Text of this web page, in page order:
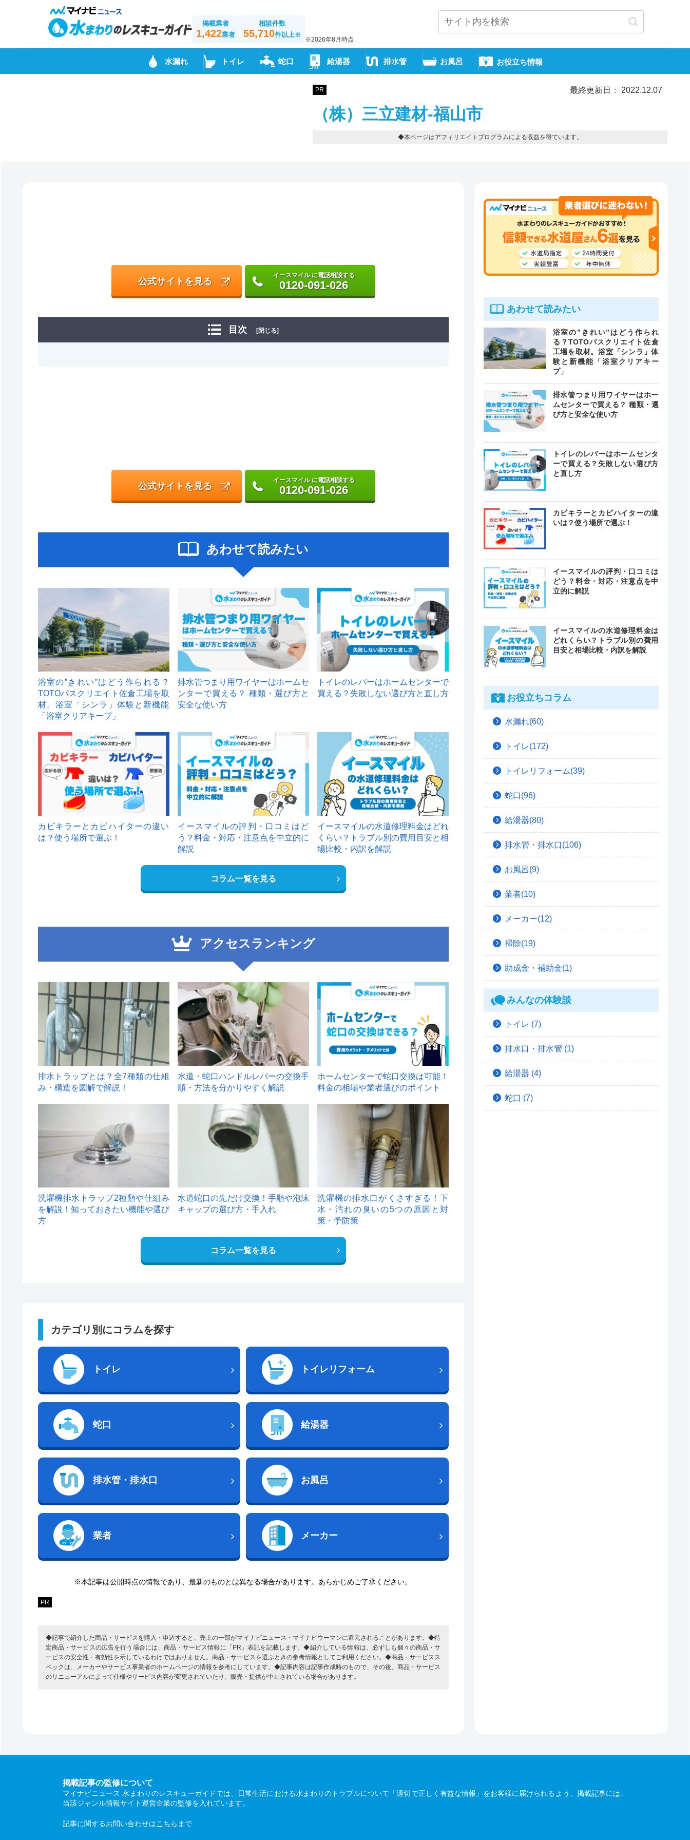
掲載業者
1,422業者
相談件数
55,710件以上※
※2026年8月時点
水漏れ トイレ 蛇口 給湯器 排水管 お風呂 お役立ち情報
PR 最終更新日： 2022.12.07
（株）三立建材-福山市
◆本ページはアフィリエイトプログラムによる収益を得ています。
公式サイトを見る
イースマイル に電話相談する
0120-091-026
目次 [閉じる]
公式サイトを見る
イースマイル に電話相談する
0120-091-026
あわせて読みたい
浴室の”きれい”はどう作られる？
TOTOバスクリエイト佐倉工場を取
材。浴室「シンラ」体験と新機能
「浴室クリアキープ」
排水管つまり用ワイヤーはホームセ
ンターで買える？ 種類・選び方と
安全な使い方
トイレのレバーはホームセンターで
買える？失敗しない選び方と直し方
カビキラーとカビハイターの違い
は？使う場所で選ぶ！
イースマイルの評判・口コミはど
う？料金・対応・注意点を中立的に
解説
イースマイルの水道修理料金はどれ
くらい？トラブル別の費用目安と相
場比較・内訳を解説
コラム一覧を見る
アクセスランキング
1
排水トラップとは？全7種類の仕組
み・構造を図解で解説！
2
水道・蛇口ハンドルレバーの交換手
順・方法を分かりやすく解説
ホームセンターで蛇口交換は可能！
料金の相場や業者選びのポイント
洗濯機排水トラップ2種類や仕組み
を解説！知っておきたい機能や選び
方
水道蛇口の先だけ交換！手順や泡沫
キャップの選び方・手入れ
洗濯機の排水口がくさすぎる！下
水・汚れの臭いの5つの原因と対
策・予防策
コラム一覧を見る
カテゴリ別にコラムを探す
トイレ トイレリフォーム
蛇口 給湯器
排水管・排水口 お風呂
業者 メーカー
※本記事は公開時点の情報であり、最新のものとは異なる場合があります。あらかじめご了承ください。
PR
◆記事で紹介した商品・サービスを購入・申込すると、売上の一部がマイナビニュース・マイナビウーマンに還元されることがあります。◆特
定商品・サービスの広告を行う場合には、商品・サービス情報に「PR」表記を記載します。◆紹介している情報は、必ずしも個々の商品・サ
ービスの安全性・有効性を示しているわけではありません。商品・サービスを選ぶときの参考情報としてご利用ください。◆商品・サービスス
ペックは、メーカーやサービス事業者のホームページの情報を参考にしています。◆記事内容は記事作成時のもので、その後、商品・サービス
のリニューアルによって仕様やサービス内容が変更されていたり、販売・提供が中止されている場合があります。
あわせて読みたい
浴室の”きれい”はどう作られ
る？TOTOバスクリエイト佐倉
工場を取材。浴室「シンラ」体
験と新機能「浴室クリアキー
プ」
排水管つまり用ワイヤーはホー
ムセンターで買える？ 種類・選
び方と安全な使い方
トイレのレバーはホームセンタ
ーで買える？失敗しない選び方
と直し方
カビキラーとカビハイターの違
いは？使う場所で選ぶ！
イースマイルの評判・口コミは
どう？料金・対応・注意点を中
立的に解説
イースマイルの水道修理料金は
どれくらい？トラブル別の費用
目安と相場比較・内訳を解説
お役立ちコラム
水漏れ(60)
トイレ(172)
トイレリフォーム(39)
蛇口(96)
給湯器(80)
排水管・排水口(106)
お風呂(9)
業者(10)
メーカー(12)
掃除(19)
助成金・補助金(1)
みんなの体験談
トイレ (7)
排水口・排水管 (1)
給湯器 (4)
蛇口 (7)
掲載記事の監修について
マイナビニュース 水まわりのレスキューガイドでは、日常生活における水まわりのトラブルについて「適切で正しく有益な情報」をお客様に届けられるよう、掲載記事には、
当該ジャンル情報サイト運営企業の監修を入れています。
記事に関するお問い合わせはこちら まで